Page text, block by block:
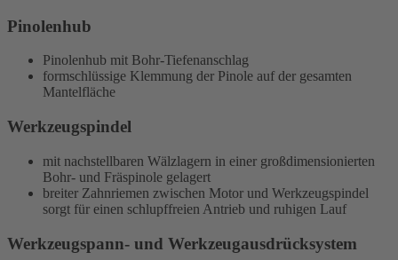
Pinolenhub
Pinolenhub mit Bohr-Tiefenanschlag
formschlüssige Klemmung der Pinole auf der gesamten
Mantelfläche
Werkzeugspindel
mit nachstellbaren Wälzlagern in einer großdimensionierten
Bohr- und Fräspinole gelagert
breiter Zahnriemen zwischen Motor und Werkzeugspindel
sorgt für einen schlupffreien Antrieb und ruhigen Lauf
Werkzeugspann- und Werkzeugausdrücksystem